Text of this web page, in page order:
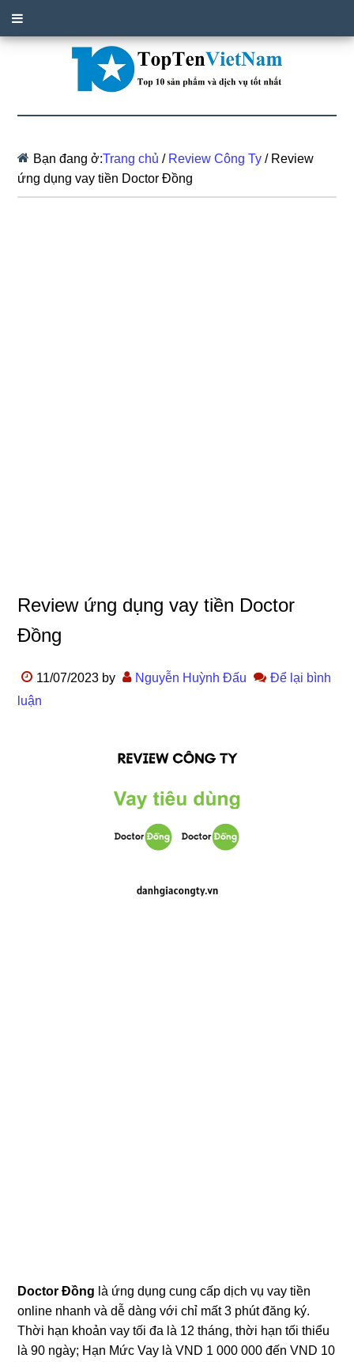
Bạn đang ở:Trang chủ / Review Công Ty /Review
ứng dụng vay tiền Doctor Đồng
Review ứng dụng vay tiền Doctor
Đồng
11/07/2023 by Nguyễn Huỳnh Đấu
Để lại bình
luận
Doctor Đồng là ứng dụng cung cấp dịch vụ vay tiền
online nhanh và dễ dàng với chỉ mất 3 phút đăng ký.
Thời hạn khoản vay tối đa là 12 tháng, thời hạn tối thiểu
là 90 ngày; Hạn Mức Vay là VND 1 000 000 đến VND 10